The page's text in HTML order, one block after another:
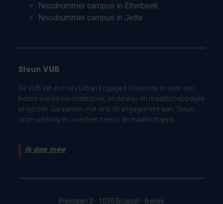
Noodnummer campus in Etterbeek
Noodnummer campus in Jette
Steun VUB
De VUB zet zich als Urban Engaged University in voor een
betere wereld via onderzoek, onderwijs en maatschappelijke
projecten. Ga samen met ons dit engagement aan. Steun
onze werking en investeer mee in de maatschappij.
Ik doe mee
Pleinlaan 2 - 1050 Brussel - België